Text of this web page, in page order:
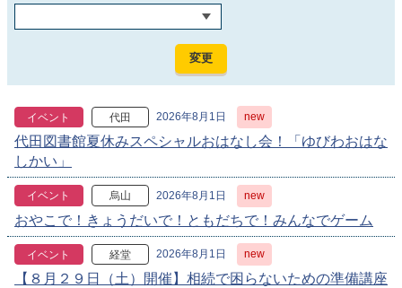
イベント 代田 2026年8月1日 new
代田図書館夏休みスペシャルおはなし会！「ゆびわおはな
しかい」
イベント 烏山 2026年8月1日 new
おやこで！きょうだいで！ともだちで！みんなでゲーム
イベント 経堂 2026年8月1日 new
【８月２９日（土）開催】相続で困らないための準備講座